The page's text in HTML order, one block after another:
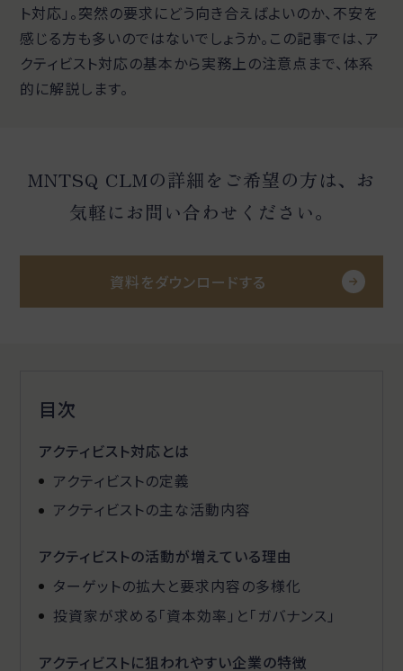
ト対応」。突然の要求にどう向き合えばよいのか、不安を
感じる方も多いのではないでしょうか。この記事では、ア
クティビスト対応の基本から実務上の注意点まで、体系
的に解説します。
MNTSQ CLMの詳細をご希望の方は、お
気軽にお問い合わせください。
資料をダウンロードする
目次
アクティビスト対応とは
アクティビストの定義
アクティビストの主な活動内容
アクティビストの活動が増えている理由
ターゲットの拡大と要求内容の多様化
投資家が求める「資本効率」と「ガバナンス」
アクティビストに狙われやすい企業の特徴